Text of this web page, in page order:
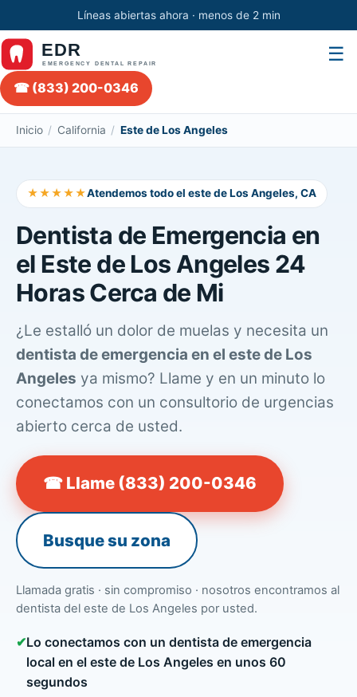
Líneas abiertas ahora · menos de 2 min
☰
☎ (833) 200-0346
Inicio / California / Este de Los Angeles
★★★★★Atendemos todo el este de Los Angeles, CA
Dentista de Emergencia en
el Este de Los Angeles 24
Horas Cerca de Mi
¿Le estalló un dolor de muelas y necesita un
dentista de emergencia en el este de Los
Angeles ya mismo? Llame y en un minuto lo
conectamos con un consultorio de urgencias
abierto cerca de usted.
☎ Llame (833) 200-0346
Busque su zona
Llamada gratis · sin compromiso · nosotros encontramos al
dentista del este de Los Angeles por usted.
✔Lo conectamos con un dentista de emergencia
local en el este de Los Angeles en unos 60
segundos